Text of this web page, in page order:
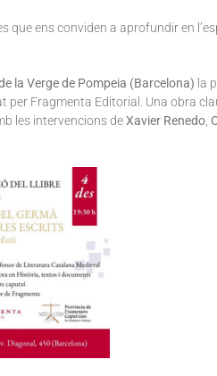
que ens conviden a aprofundir en
la Verge de Pompeia (Barcelona) la
per Fragmenta Editorial. Una obra
les intervencions deXavier Renedo